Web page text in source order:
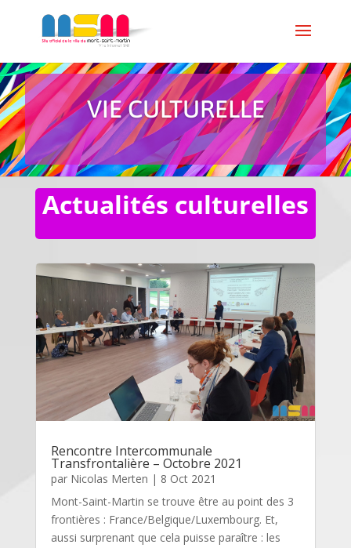
VIE CULTURELLE
Actualités culturelles
Rencontre Intercommunale
Transfrontalière – Octobre 2021
par Nicolas Merten | 8 Oct 2021
Mont-Saint-Martin se trouve être au point des 3
frontières : France/Belgique/Luxembourg. Et,
aussi surprenant que cela puisse paraître : les